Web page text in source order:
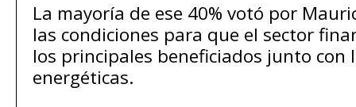
La mayoría de ese 40% votó por
las condiciones para que el sector
los principales beneficiados junto con
energéticas.